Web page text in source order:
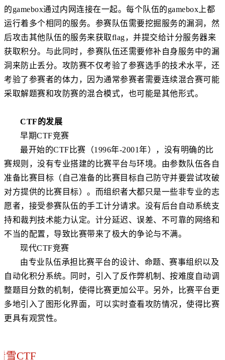
的gamebox通过内网连接在一起。每个队伍的gamebox上都
运行着多个相同的服务。参赛队伍需要挖掘服务的漏洞，然
后攻击其他队伍的服务来获取flag，并提交给计分服务器来
获取积分。与此同时，参赛队伍还需要修补自身服务中的漏
洞来防止丢分。攻防赛不仅考验了参赛选手的技术水平，还
考验了参赛者的体力，因为通常参赛者需要连续混合赛可能
采取解题赛和攻防赛的混合模式，也可能是其他形式。
CTF的发展
早期CTF竞赛
最开始的CTF比赛（1996年-2001年），没有明确的比
赛规则，没有专业搭建的比赛平台与环境。由参数队伍各自
准备比赛目标（自己准备的比赛目标自己防守并要尝试攻破
对方提供的比赛目标）。而组织者大都只是一些非专业的志
愿者，接受参赛队伍的手工计分请求。没有后台自动系统支
持和裁判技术能力认定。计分延迟、误差、不可靠的网络和
不当的配置，导致比赛带来了极大的争论与不满。
现代CTF竞赛
由专业队伍承担比赛平台的设计、命题、赛事组织以及
自动化积分系统。同时，引入了反作弊机制、按难度自动调
整题目分数的机制，使得比赛更加公平。另外，比赛平台更
多地引入了图形化界面，可以实时查看攻防情况，使得比赛
更具有观赏性。
雪CTF